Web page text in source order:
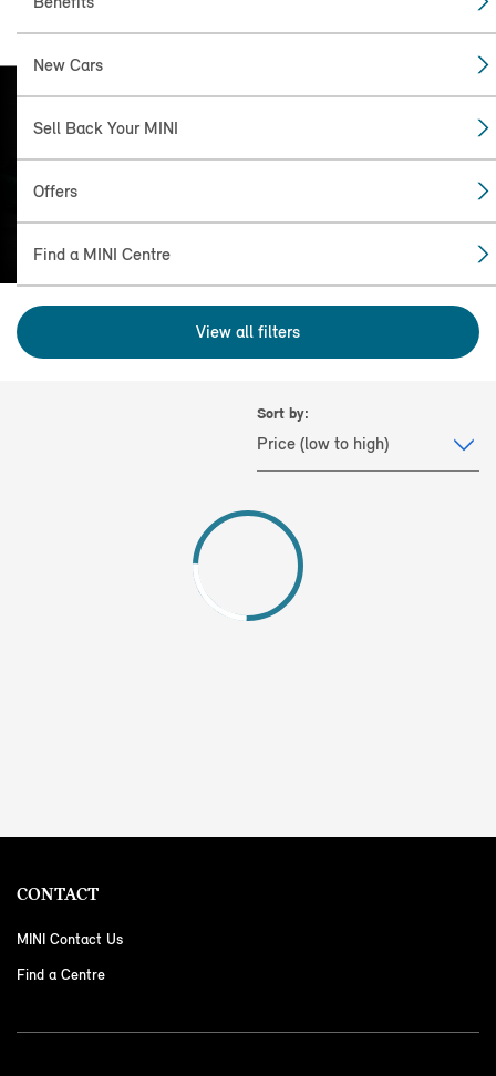
New Cars
Sell Back Your MINI
Offers
Find a MINI Centre
FIND THE
MINI FOR YOU
View all filters
Sort by:
CONTACT
MINI Contact Us
Find a Centre